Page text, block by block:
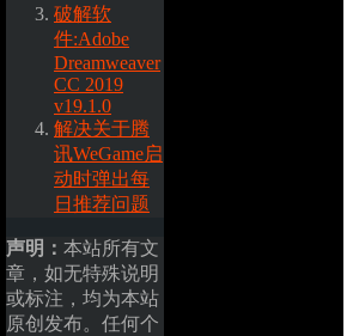
破解软
件:Adobe
Dreamweaver
CC 2019
v19.1.0
解决关于腾
讯WeGame启
动时弹出每
日推荐问题
声明： 本站所有文
章，如无特殊说明
或标注，均为本站
原创发布。任何个